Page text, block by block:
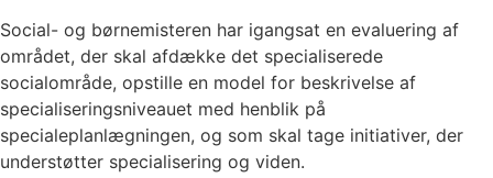
Social- og børnemisteren har igangsat en evaluering af
området, der skal afdække det specialiserede
socialområde, opstille en model for beskrivelse af
specialiseringsniveauet med henblik på
specialeplanlægningen, og som skal tage initiativer, der
understøtter specialisering og viden.